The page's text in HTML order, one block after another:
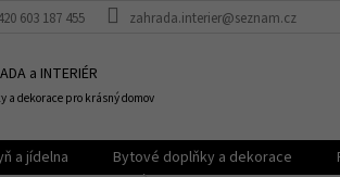
603 187 455 zahrada.interier@seznam.cz
a INTERIÉR
a dekorace pro krásný domov
a jídelna Bytové doplňky a dekorace